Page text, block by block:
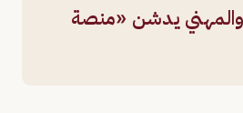
والمهني يدشن «منصة